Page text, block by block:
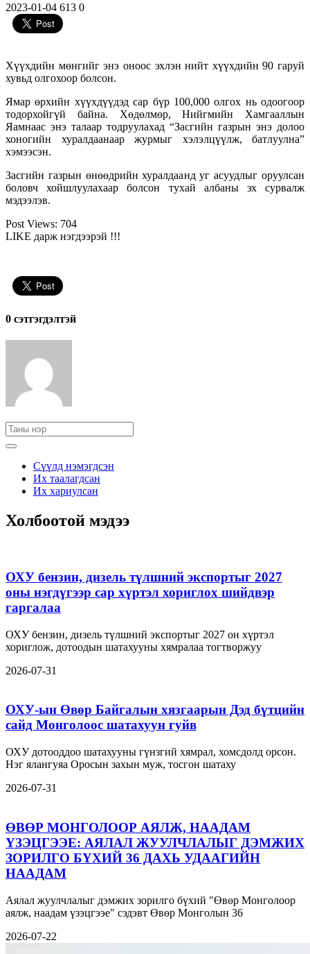
2023-01-04 613 0
Хүүхдийн мөнгийг энэ оноос эхлэн нийт хүүхдийн 90 гаруй
хувьд олгохоор болсон.
Ямар өрхийн хүүхдүүдэд сар бүр 100,000 олгох нь одоогоор
тодорхойгүй байна. Хөдөлмөр, Нийгмийн Хамгааллын
Яамнаас энэ талаар тодруулахад “Засгийн газрын энэ долоо
хоногийн хуралдаанаар журмыг хэлэлцүүлж, батлуулна”
хэмээсэн.
Засгийн газрын өнөөдрийн хуралдаанд уг асуудлыг оруулсан
боловч хойшлуулахаар болсон тухай албаны эх сурвалж
мэдээлэв.
Post Views: 704
LIKE дарж нэгдээрэй !!!
0 cэтгэгдэлтэй
Сүүлд нэмэгдсэн
Их таалагдсан
Их хариулсан
Холбоотой мэдээ
ОХУ бензин, дизель түлшний экспортыг 2027
оны нэгдүгээр сар хүртэл хориглох шийдвэр
гаргалаа
ОХУ бензин, дизель түлшний экспортыг 2027 он хүртэл
хориглож, дотоодын шатахууны хямралаа тогтворжуу
2026-07-31
ОХУ-ын Өвөр Байгалын хязгаарын Дэд бүтцийн
сайд Монголоос шатахуун гуйв
ОХУ дотооддоо шатахууны гүнзгий хямрал, хомсдолд орсон.
Нэг ялангуяа Оросын захын муж, тосгон шатаху
2026-07-31
ӨВӨР МОНГОЛООР АЯЛЖ, НААДАМ
ҮЗЭЦГЭЭЕ: АЯЛАЛ ЖУУЛЧЛАЛЫГ ДЭМЖИХ
ЗОРИЛГО БҮХИЙ 36 ДАХЬ УДААГИЙН
НААДАМ
Аялал жуулчлалыг дэмжих зорилго бүхий "Өвөр Монголоор
аялж, наадам үзэцгээе" сэдэвт Өвөр Монголын 36
2026-07-22